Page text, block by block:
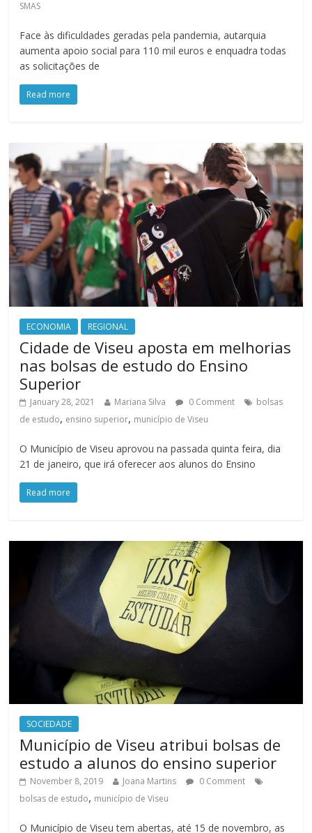
SMAS
Face às dificuldades geradas pela pandemia, autarquia
aumenta apoio social para 110 mil euros e enquadra todas
as solicitações de
Read more
ECONOMIA REGIONAL
Cidade de Viseu aposta em melhorias
nas bolsas de estudo do Ensino
Superior
January 28, 2021 Mariana Silva 0 Comment
bolsas
de estudo, ensino superior, município de Viseu
O Município de Viseu aprovou na passada quinta feira, dia
21 de janeiro, que irá oferecer aos alunos do Ensino
Read more
SOCIEDADE
Município de Viseu atribui bolsas de
estudo a alunos do ensino superior
November 8, 2019 Joana Martins
0 Comment
bolsas de estudo, município de Viseu
O Município de Viseu tem abertas, até 15 de novembro, as